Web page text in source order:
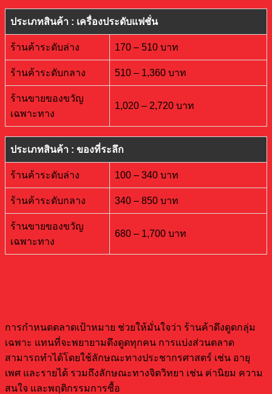
ประเภทสินค้า : เครื่องประดับแฟชั่น
ร้านค้าระดับล่าง 170 – 510 บาท
ร้านค้าระดับกลาง 510 – 1,360 บาท
ร้านขายของขวัญ
เฉพาะทาง
1,020 – 2,720 บาท
ประเภทสินค้า : ของที่ระลึก
ร้านค้าระดับล่าง 100 – 340 บาท
ร้านค้าระดับกลาง 340 – 850 บาท
ร้านขายของขวัญ
เฉพาะทาง
680 – 1,700 บาท
การกำหนดตลาดเป้าหมาย ช่วยให้มั่นใจว่า ร้านค้าดึงดูดกลุ่ม
เฉพาะ แทนที่จะพยายามดึงดูดทุกคน การแบ่งส่วนตลาด
สามารถทำได้โดยใช้ลักษณะทางประชากรศาสตร์ เช่น อายุ
เพศ และรายได้ รวมถึงลักษณะทางจิตวิทยา เช่น ค่านิยม ความ
สนใจ และพฤติกรรมการซื้อ